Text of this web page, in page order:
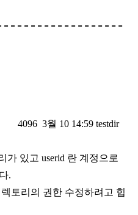
4096 3월 10 14:59 testdir
가 있고 userid 란 계정으로
.
토리의 권한 수정하려고 힙